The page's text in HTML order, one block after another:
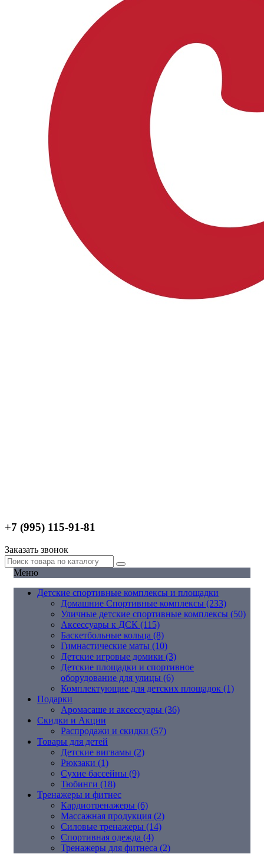
+7 (995) 115-91-81
Заказать звонок
Меню
Детские спортивные комплексы и площадки
Домашние Спортивные комплексы (233)
Уличные детские спортивные комплексы (50)
Аксессуары к ДСК (115)
Баскетбольные кольца (8)
Гимнастические маты (10)
Детские игровые домики (3)
Детские площадки и спортивное
оборудование для улицы (6)
Комплектующие для детских площадок (1)
Подарки
Аромасаше и аксессуары (36)
Скидки и Акции
Распродажи и скидки (57)
Товары для детей
Детские вигвамы (2)
Рюкзаки (1)
Сухие бассейны (9)
Тюбинги (18)
Тренажеры и фитнес
Кардиотренажеры (6)
Массажная продукция (2)
Силовые тренажеры (14)
Спортивная одежда (4)
Тренажеры для фитнеса (2)